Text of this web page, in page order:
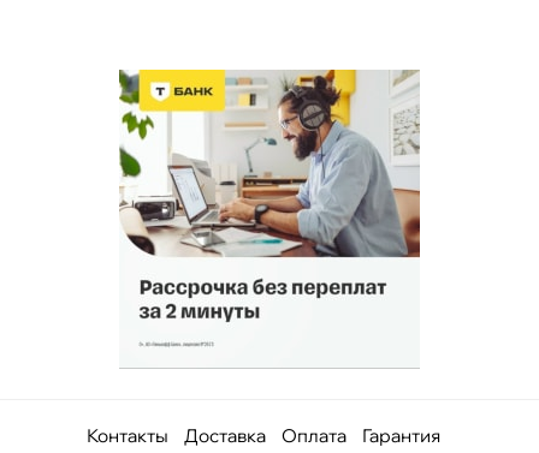
Контакты Доставка Оплата Гарантия